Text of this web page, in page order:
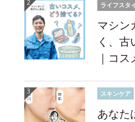
ライフスタ
マシン
く、古
｜コ
スキンケア
あなた